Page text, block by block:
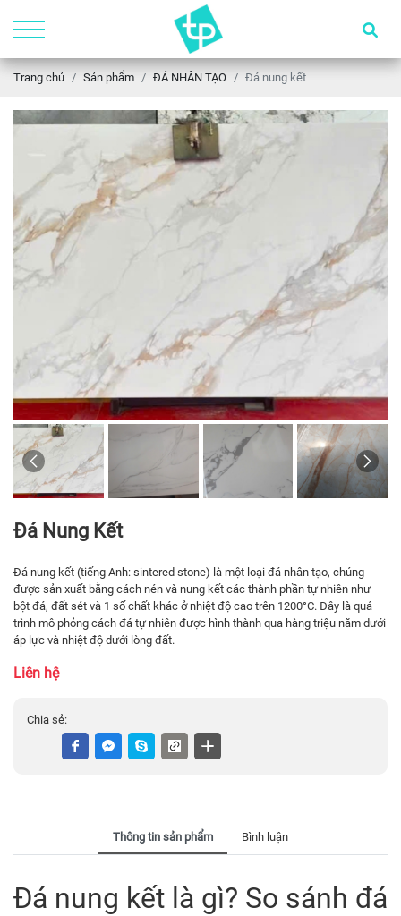
Trang chủ Sản phẩm ĐÁ NHÂN TẠO Đá nung kết
Đá Nung Kết
Đá nung kết (tiếng Anh: sintered stone) là một loại đá nhân tạo, chúng
được sản xuất bằng cách nén và nung kết các thành phần tự nhiên như
bột đá, đất sét và 1 số chất khác ở nhiệt độ cao trên 1200°C. Đây là quá
trình mô phỏng cách đá tự nhiên được hình thành qua hàng triệu năm dưới
áp lực và nhiệt độ dưới lòng đất.
Liên hệ
Chia sẻ:
Thông tin sản phẩm Bình luận
Đá nung kết là gì? So sánh đá